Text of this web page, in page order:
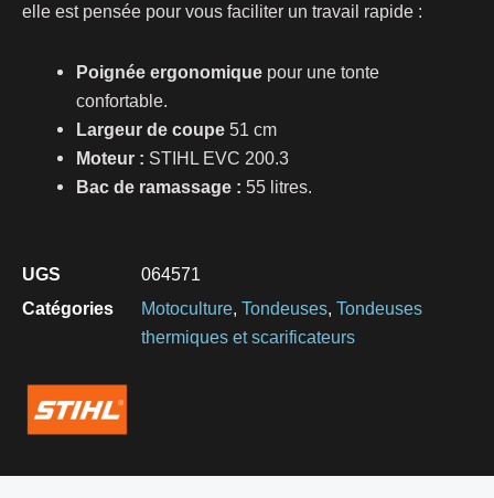
elle est pensée pour vous faciliter un travail rapide :
Poignée ergonomique pour une tonte
confortable.
Largeur de coupe 51 cm
Moteur : STIHL EVC 200.3
Bac de ramassage : 55 litres.
UGS
064571
Catégories
Motoculture, Tondeuses, Tondeuses
thermiques et scarificateurs